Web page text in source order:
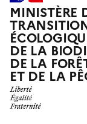
MINISTÈRE
DE LA
DE LA
ET DE LA